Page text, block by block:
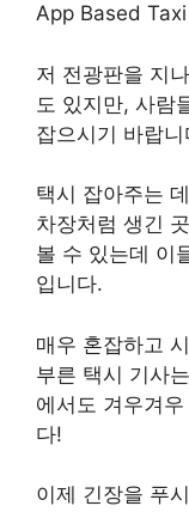
App Based
저 전광판을 지
도 있지만, 사람
잡으시기 바랍니
택시 잡아주는
차장처럼 생긴
볼 수 있는데 이
입니다.
매우 혼잡하고
부른 택시 기사
에서도 겨우겨
다!
이제 긴장을 푸